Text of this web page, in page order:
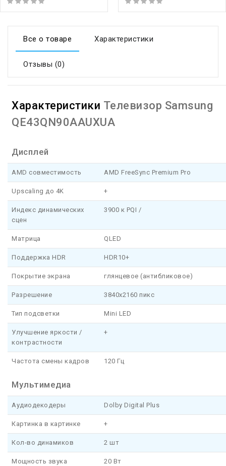
Все о товаре Характеристики
Отзывы (0)
Характеристики Телевизор Samsung
QE43QN90AAUXUA
Дисплей
AMD совместимость AMD FreeSync Premium Pro
Upscaling до 4K +
Индекс динамических
сцен
3900 к PQI /
Матрица QLED
Поддержка HDR HDR10+
Покрытие экрана глянцевое (антибликовое)
Разрешение 3840x2160 пикс
Тип подсветки Mini LED
Улучшение яркости /
контрастности
+
Частота смены кадров 120 Гц
Мультимедиа
Аудиодекодеры Dolby Digital Plus
Картинка в картинке +
Кол-во динамиков 2 шт
Мощность звука 20 Вт